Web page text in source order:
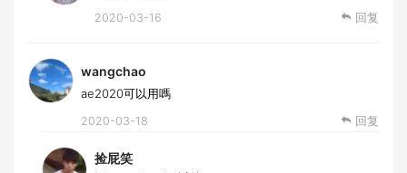
2020-03-16 回复
wangchao
ae2020可以用嗎
2020-03-18 回复
捡屁笑